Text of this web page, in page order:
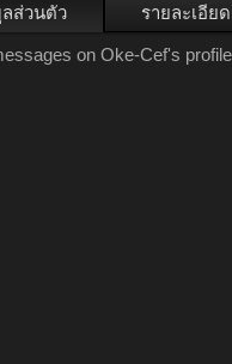
ส่วนตัว รายละเอีย
on Oke-Cef's